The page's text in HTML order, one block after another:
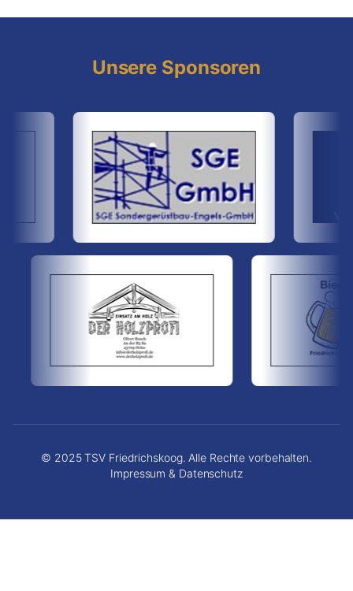
Unsere Sponsoren
© 2025 TSV Friedrichskoog. Alle Rechte vorbehalten.
Impressum & Datenschutz